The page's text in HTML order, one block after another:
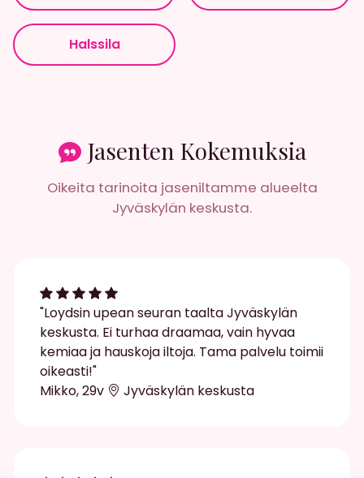
Halssila
Jasenten Kokemuksia
Oikeita tarinoita jaseniltamme alueelta
Jyväskylän keskusta.
"Loydsin upean seuran taalta Jyväskylän
keskusta. Ei turhaa draamaa, vain hyvaa
kemiaa ja hauskoja iltoja. Tama palvelu toimii
oikeasti!"
Mikko, 29v
Jyväskylän keskusta